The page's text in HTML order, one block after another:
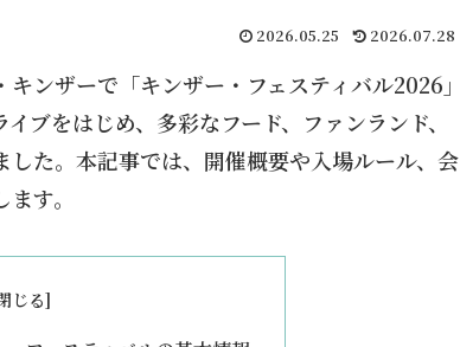
2026.05.25 2026.07.28
ンザーで「キンザー・フェスティバル2026」
をはじめ、多彩なフード、ファンランド、
た。本記事では、開催概要や入場ルール、会
す。